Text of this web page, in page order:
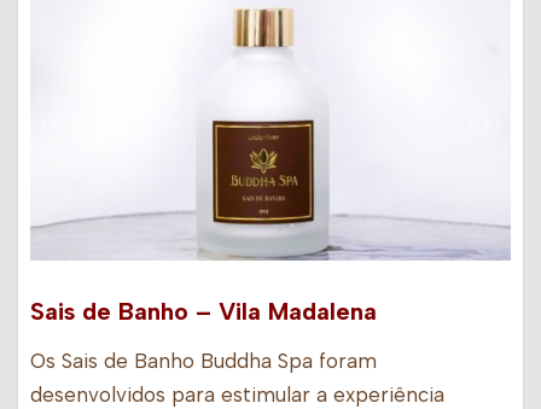
Sais de Banho – Vila Madalena
Os Sais de Banho Buddha Spa foram
desenvolvidos para estimular a experiência